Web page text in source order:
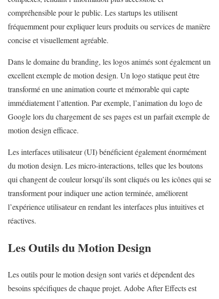
compréhensible pour le public. Les startups les utilisent
fréquemment pour expliquer leurs produits ou services de manière
concise et visuellement agréable.
Dans le domaine du branding, les logos animés sont également un
excellent exemple de motion design. Un logo statique peut être
transformé en une animation courte et mémorable qui capte
immédiatement l’attention. Par exemple, l’animation du logo de
Google lors du chargement de ses pages est un parfait exemple de
motion design efficace.
Les interfaces utilisateur (UI) bénéficient également énormément
du motion design. Les micro-interactions, telles que les boutons
qui changent de couleur lorsqu’ils sont cliqués ou les icônes qui se
transforment pour indiquer une action terminée, améliorent
l’expérience utilisateur en rendant les interfaces plus intuitives et
réactives.
Les Outils du Motion Design
Les outils pour le motion design sont variés et dépendent des
besoins spécifiques de chaque projet. Adobe After Effects est